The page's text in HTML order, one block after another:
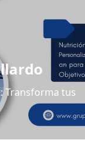
Transforma tus